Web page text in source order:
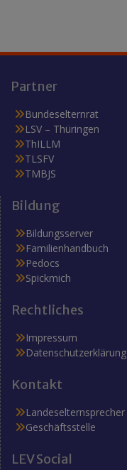
Partner
Bundeselternrat
LSV – Thüringen
ThILLM
TLSFV
TMBJS
Bildung
Bildungsserver
Familienhandbuch
Pedocs
Spickmich
Rechtliches
Impressum
Datenschutzerklärung
Kontakt
Landeselternsprecher
Geschäftsstelle
LEV Social